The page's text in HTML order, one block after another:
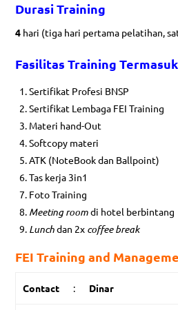
Durasi Training
4 hari (tiga hari pertama pelatihan,
Fasilitas Training
Sertifikat Profesi BNSP
Sertifikat Lembaga FEI Training
Materi hand-Out
Softcopy materi
ATK (NoteBook dan Ballpoint)
Tas kerja 3in1
Foto Training
Meeting roomdi hotel berbintang
Lunchdan 2x coffee break
FEI Training and
Contact : Dinar